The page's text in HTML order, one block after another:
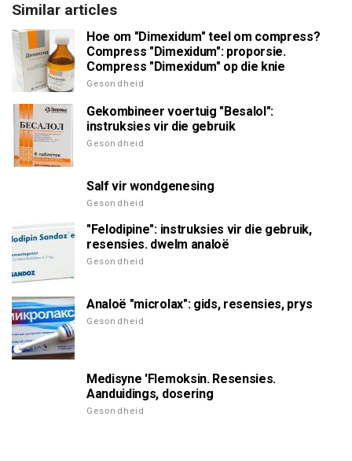
Similar articles
Hoe om "Dimexidum" teel om compress?
Compress "Dimexidum": proporsie.
Compress "Dimexidum" op die knie
Gesondheid
Gekombineer voertuig "Besalol":
instruksies vir die gebruik
Gesondheid
Salf vir wondgenesing
Gesondheid
"Felodipine": instruksies vir die gebruik,
resensies. dwelm analoë
Gesondheid
Analoë "microlax": gids, resensies, prys
Gesondheid
Medisyne 'Flemoksin. Resensies.
Aanduidings, dosering
Gesondheid